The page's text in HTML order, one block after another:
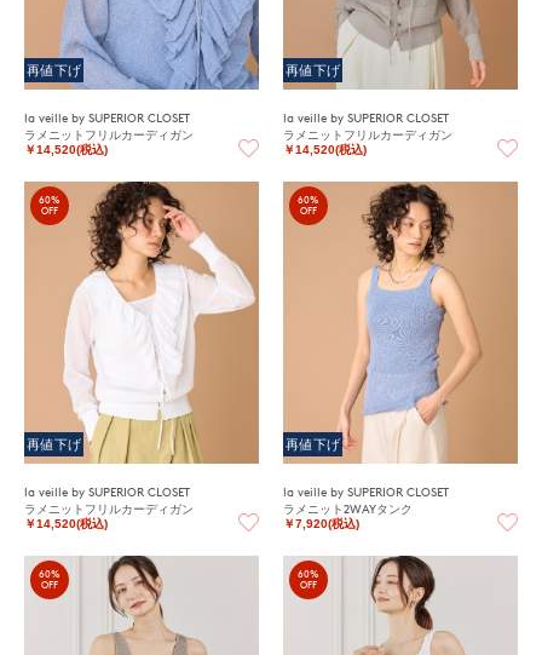
再値下げ
la veille by SUPERIOR CLOSET
ラメニットフリルカーディガン
￥14,520(税込)
再値下げ
la veille by SUPERIOR CLOSET
ラメニットフリルカーディガン
￥14,520(税込)
60%
OFF
再値下げ
la veille by SUPERIOR CLOSET
ラメニットフリルカーディガン
￥14,520(税込)
60%
OFF
再値下げ
la veille by SUPERIOR CLOSET
ラメニット2WAYタンク
￥7,920(税込)
60%
OFF
60%
OFF